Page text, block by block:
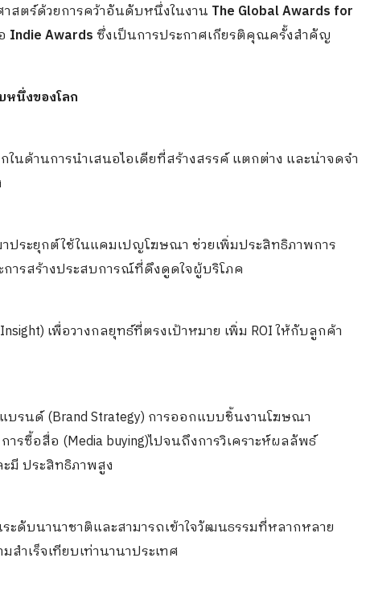
าสตร์ด้วยการคว้าอันดับหนึ่งในงาน The Global Awards for
Indie Awardsซึ่งเป็นการประกาศเกียรติคุณครั้งสำคัญ
หนึ่งของโลก
ในด้านการนำเสนอไอเดียที่สร้างสรรค์ แตกต่าง และน่าจดจำ
าประยุกต์ใช้ในแคมเปญโฆษณา ช่วยเพิ่มประสิทธิภาพการ
การสร้างประสบการณ์ที่ดึงดูดใจผู้บริโภค
เพื่อวางกลยุทธ์ที่ตรงเป้าหมาย เพิ่ม ROI ให้กับลูกค้า
รนด์ (Brand Strategy) การออกแบบชิ้นงานโฆษณา
ารซื้อสื่อ (Media buying)ไปจนถึงการวิเคราะห์ผลลัพธ์
มี ประสิทธิภาพสูง
ะดับนานาชาติและสามารถเข้าใจวัฒนธรรมที่หลากหลาย
ำเร็จเทียบเท่านานาประเทศ